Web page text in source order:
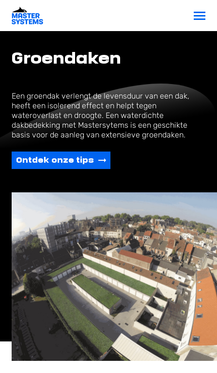
Groendaken
Een groendak verlengt de levensduur van een dak,
heeft een isolerend effect en helpt tegen
wateroverlast en droogte. Een waterdichte
dakbedekking met Mastersytems is een geschikte
basis voor de aanleg van extensieve groendaken.
Ontdek onze tips